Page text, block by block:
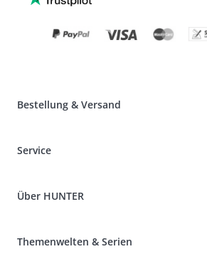
Bestellung & Versand
Specials für Hundeprofis
Informationen zur Lieferung
Produkte reklamieren und zurücksenden
Service
Rassentabelle
Tierkrankenversicherung
Über HUNTER
It*s a family Business
Themenwelten & Serien